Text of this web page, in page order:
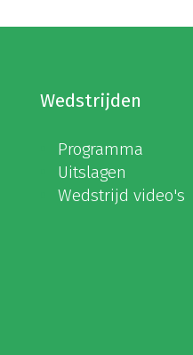
Wedstrijden
Programma
Uitslagen
Wedstrijd video's